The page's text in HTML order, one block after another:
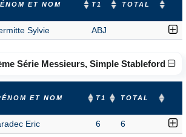
ET NOM T1 TOTAL
Sylvie ABJ
Série Messieurs, Simple Stableford
ET NOM T1 TOTAL
Eric 6 6